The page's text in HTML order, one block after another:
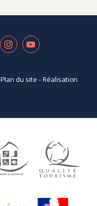
Plan du site - Réalisation